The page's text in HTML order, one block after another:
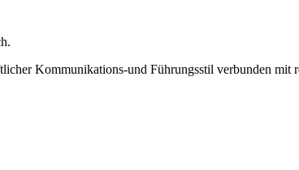
Kommunikations-und Führungsstil verbunden mit